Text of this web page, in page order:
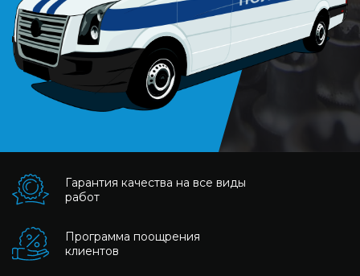
Гарантия качества на все виды
работ
Программа поощрения
клиентов